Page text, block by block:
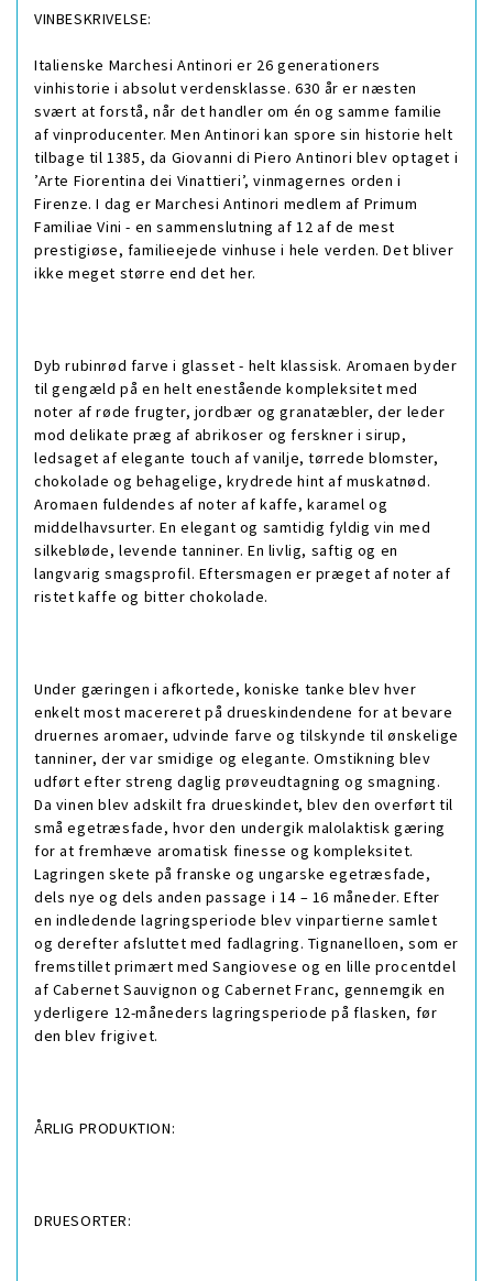
VINBESKRIVELSE:
Italienske Marchesi Antinori er 26 generationers
vinhistorie i absolut verdensklasse. 630 år er næsten
svært at forstå, når det handler om én og samme familie
af vinproducenter. Men Antinori kan spore sin historie helt
tilbage til 1385, da Giovanni di Piero Antinori blev optaget i
’Arte Fiorentina dei Vinattieri’, vinmagernes orden i
Firenze. I dag er Marchesi Antinori medlem af Primum
Familiae Vini - en sammenslutning af 12 af de mest
prestigiøse, familieejede vinhuse i hele verden. Det bliver
ikke meget større end det her.
Dyb rubinrød farve i glasset - helt klassisk. Aromaen byder
til gengæld på en helt enestående kompleksitet med
noter af røde frugter, jordbær og granatæbler, der leder
mod delikate præg af abrikoser og ferskner i sirup,
ledsaget af elegante touch af vanilje, tørrede blomster,
chokolade og behagelige, krydrede hint af muskatnød.
Aromaen fuldendes af noter af kaffe, karamel og
middelhavsurter. En elegant og samtidig fyldig vin med
silkebløde, levende tanniner. En livlig, saftig og en
langvarig smagsprofil. Eftersmagen er præget af noter af
ristet kaffe og bitter chokolade.
Under gæringen i afkortede, koniske tanke blev hver
enkelt most macereret på drueskindendene for at bevare
druernes aromaer, udvinde farve og tilskynde til ønskelige
tanniner, der var smidige og elegante. Omstikning blev
udført efter streng daglig prøveudtagning og smagning.
Da vinen blev adskilt fra drueskindet, blev den overført til
små egetræsfade, hvor den undergik malolaktisk gæring
for at fremhæve aromatisk finesse og kompleksitet.
Lagringen skete på franske og ungarske egetræsfade,
dels nye og dels anden passage i 14 – 16 måneder. Efter
en indledende lagringsperiode blev vinpartierne samlet
og derefter afsluttet med fadlagring. Tignanelloen, som er
fremstillet primært med Sangiovese og en lille procentdel
af Cabernet Sauvignon og Cabernet Franc, gennemgik en
yderligere 12-måneders lagringsperiode på flasken, før
den blev frigivet.
ÅRLIG PRODUKTION:
DRUESORTER: